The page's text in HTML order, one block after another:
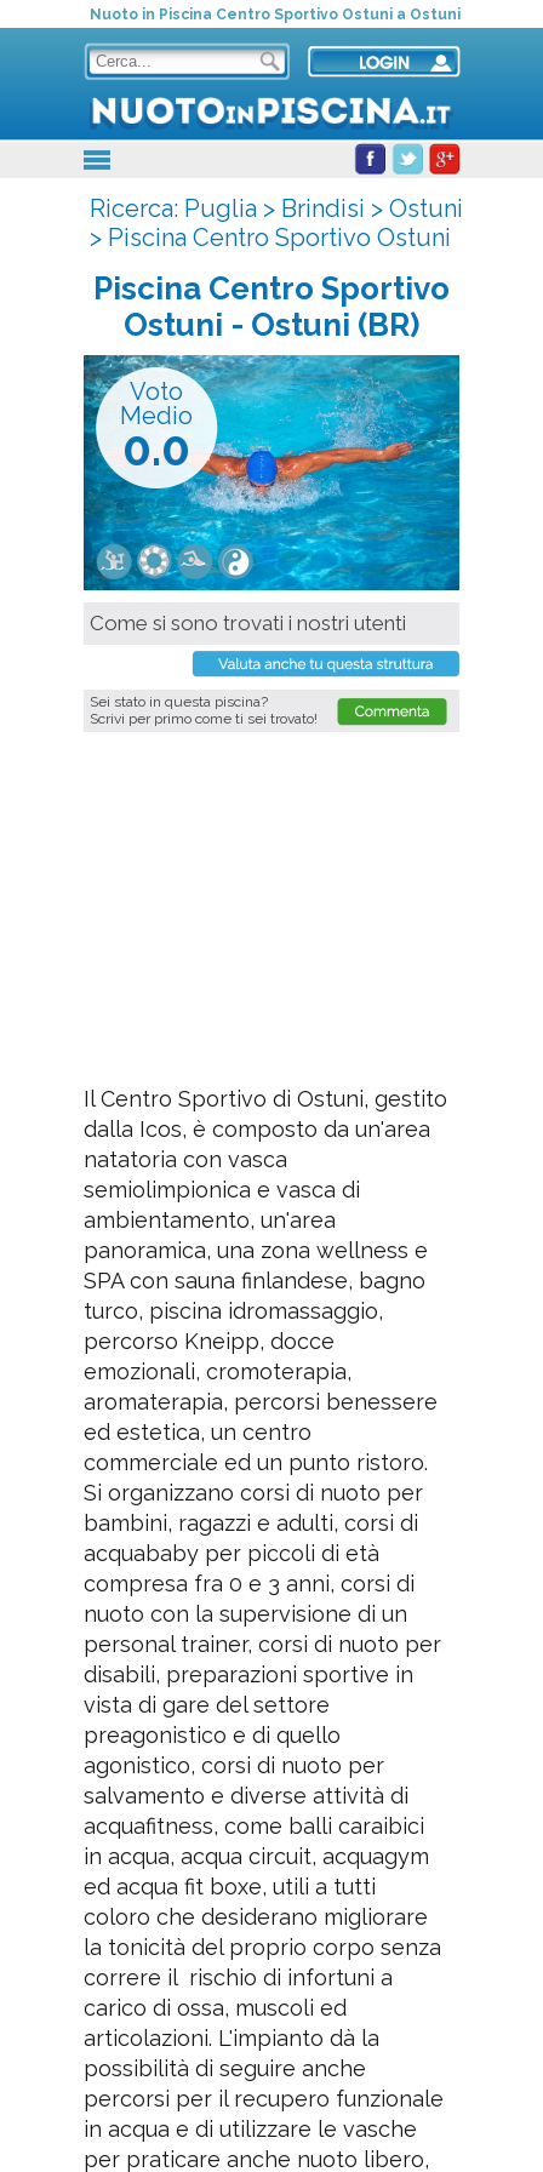
Nuoto in Piscina Centro Sportivo Ostuni a Ostuni
Ricerca: Puglia> Brindisi > Ostuni
> Piscina Centro Sportivo Ostuni
Piscina Centro Sportivo
Ostuni - Ostuni (BR)
Voto
Medio
0.0
Come si sono trovati i nostri utenti
Sei stato in questa piscina?
Scrivi per primo come ti sei trovato!
Il Centro Sportivo di Ostuni, gestito
dalla Icos, è composto da un'area
natatoria con vasca
semiolimpionica e vasca di
ambientamento, un'area
panoramica, una zona wellness e
SPA con sauna finlandese, bagno
turco, piscina idromassaggio,
percorso Kneipp, docce
emozionali, cromoterapia,
aromaterapia, percorsi benessere
ed estetica, un centro
commerciale ed un punto ristoro.
Si organizzano corsi di nuoto per
bambini, ragazzi e adulti, corsi di
acquababy per piccoli di età
compresa fra 0 e 3 anni, corsi di
nuoto con la supervisione di un
personal trainer, corsi di nuoto per
disabili, preparazioni sportive in
vista di gare del settore
preagonistico e di quello
agonistico, corsi di nuoto per
salvamento e diverse attività di
acquafitness, come balli caraibici
in acqua, acqua circuit, acquagym
ed acqua fit boxe, utili a tutti
coloro che desiderano migliorare
la tonicità del proprio corpo senza
correre il rischio di infortuni a
carico di ossa, muscoli ed
articolazioni. L'impianto dà la
possibilità di seguire anche
percorsi per il recupero funzionale
in acqua e di utilizzare le vasche
per praticare anche nuoto libero,